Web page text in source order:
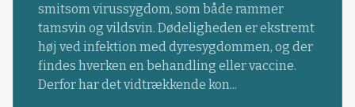
smitsom virussygdom, som både rammer
tamsvin og vildsvin. Dødeligheden er ekstremt
høj ved infektion med dyresygdommen, og der
findes hverken en behandling eller vaccine.
Derfor har det vidtrækkende kon...